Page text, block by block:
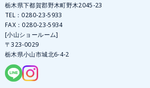
栃木県下都賀郡野木町野木2045-23
TEL：0280-23-5933
FAX：0280-23-5934
[小山ショールーム]
〒323-0029
栃木県小山市城北6-4-2